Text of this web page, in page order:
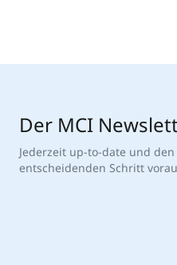
Der MCI
Jederzeit up-to-date und
entscheidenden Schritt